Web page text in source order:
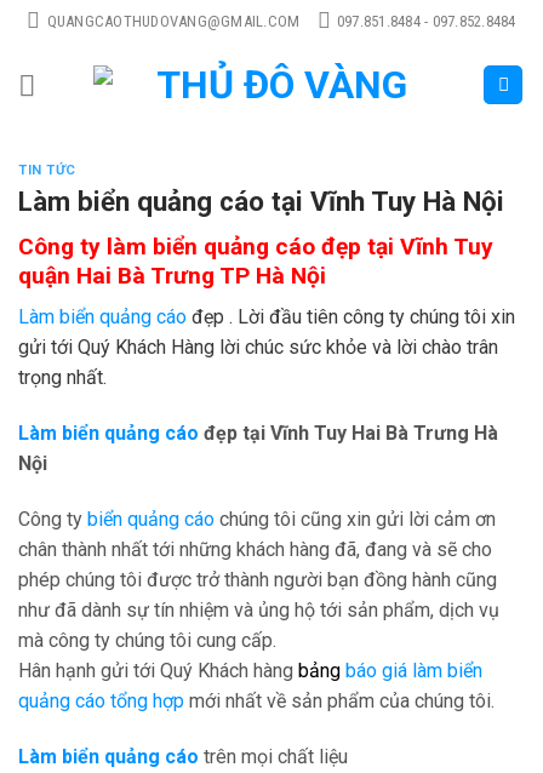
Skip
content
QUANGCAOTHUDOVANG@GMAIL.COM 097.851.8484 - 097.852.8484
TIN TỨC
Làm biển quảng cáo tại Vĩnh Tuy Hà Nội
Công ty làm biển quảng cáo đẹp tại Vĩnh Tuy
quận Hai Bà Trưng TP Hà Nội
Làm biển quảng cáo đẹp . Lời đầu tiên công ty chúng tôi xin
gửi tới Quý Khách Hàng lời chúc sức khỏe và lời chào trân
trọng nhất.
Làm biển quảng cáo đẹp tại Vĩnh Tuy Hai Bà Trưng Hà
Nội
Công ty biển quảng cáo chúng tôi cũng xin gửi lời cảm ơn
chân thành nhất tới những khách hàng đã, đang và sẽ cho
phép chúng tôi được trở thành người bạn đồng hành cũng
như đã dành sự tín nhiệm và ủng hộ tới sản phẩm, dịch vụ
mà công ty chúng tôi cung cấp.
Hân hạnh gửi tới Quý Khách hàng bảng báo giá làm biển
quảng cáo tổng hợp mới nhất về sản phẩm của chúng tôi.
Làm biển quảng cáo trên mọi chất liệu